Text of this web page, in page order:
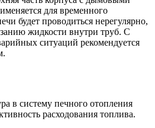
для временного
будет проводиться нерегулярно,
жидкости внутри труб. С
ситуаций рекомендуется
в систему печного отопления
расходования топлива.